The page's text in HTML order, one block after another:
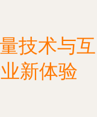
技术与互
新体验